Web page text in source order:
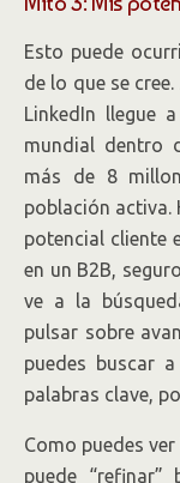
Esto puede
de lo que se
LinkedIn llegue
mundial dentro
más de 8
población activa.
potencial cliente
en un B2B,
ve a la
pulsar sobre
puedes buscar
palabras clave,
Como puedes
puede